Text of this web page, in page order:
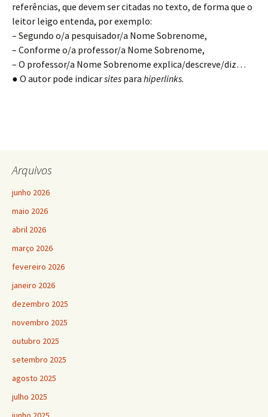
referências, que devem ser citadas no texto, de forma que o
leitor leigo entenda, por exemplo:
– Segundo o/a pesquisador/a Nome Sobrenome,
– Conforme o/a professor/a Nome Sobrenome,
– O professor/a Nome Sobrenome explica/descreve/diz…
● O autor pode indicarsites para hiperlinks.
Arquivos
junho 2026
maio 2026
abril 2026
março 2026
fevereiro 2026
janeiro 2026
dezembro 2025
novembro 2025
outubro 2025
setembro 2025
agosto 2025
julho 2025